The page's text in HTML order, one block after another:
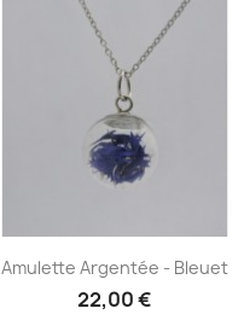
Aperçu rapide
Amulette Argentée - Bleuet
22,00 €